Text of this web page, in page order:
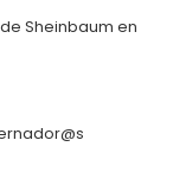
Sheinbaum en